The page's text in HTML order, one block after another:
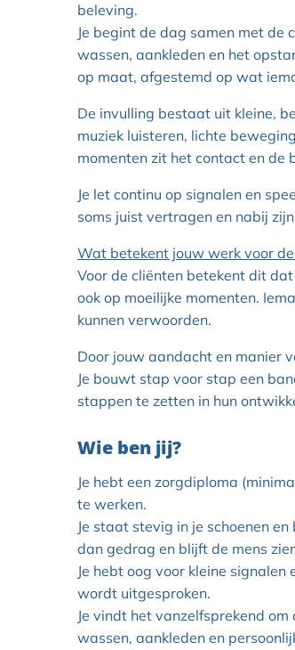
beleving.
Je begint de dag samen met de
wassen, aankleden en het
op maat, afgestemd op wat
De invulling bestaat uit kleine,
muziek luisteren, lichte
momenten zit het contact en de
Je let continu op signalen en
soms juist vertragen en nabij
Wat betekent jouw werk voor
Voor de cliënten betekent dit
ook op moeilijke momenten.
kunnen verwoorden.
Door jouw aandacht en manier
Je bouwt stap voor stap een
stappen te zetten in hun
Wie ben jij?
Je hebt een zorgdiploma
te werken.
Je staat stevig in je schoenen
dan gedrag en blijft de mens
Je hebt oog voor kleine
wordt uitgesproken.
Je vindt het vanzelfsprekend
wassen, aankleden en